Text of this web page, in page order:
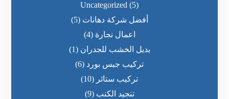
Uncategorized (5)
أفضل شركة دهانات (5)
اعمال نجارة (4)
بديل الخشب للجدران (1)
تركيب جبس بورد (6)
تركيب ستائر (10)
تنجيد الكنب (9)